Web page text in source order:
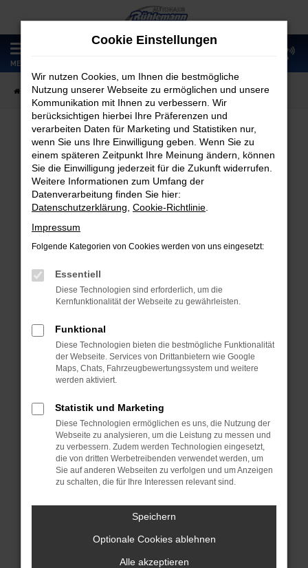
Zum
Hauptinhalt
springen
MENÜ
Startseite Fahrzeugangebote Fahrzeugmarkt
Fahrzeugmarkt
Fehler: Network Error
Beim Laden ist ein Fehler aufgetreten.
Hier sind ein paar Tipps, die dir helfen können:
Überprüfe deine Firewall und deine
Laden andere Webseiten, zum Beispiel
deine Suchmaschine?
Prüfe deine Browsererweiterungen.
Manche Erweiterungen, wie Werbeblocker,
können das Laden bestimmter Seiten
verhindern. Funktioniert die Seite in einem
anderen Browser oder in einem privaten
Fenster?
Starte dein Gerät neu.
vorübergehende Probleme zu beheben.
Betriebssystem auf dem neuesten Stand
Cookie Einstellungen
Wir nutzen Cookies, um Ihnen die bestmögliche
Nutzung unserer Webseite zu ermöglichen und unsere
Kommunikation mit Ihnen zu verbessern. Wir
berücksichtigen hierbei Ihre Präferenzen und
verarbeiten Daten für Marketing und Statistiken nur,
wenn Sie uns Ihre Einwilligung geben. Wenn Sie zu
einem späteren Zeitpunkt Ihre Meinung ändern, können
Sie die Einwilligung jederzeit für die Zukunft widerrufen.
Weitere Informationen zum Umfang der
Datenverarbeitung finden Sie hier:
Datenschutzerklärung Cookie-Richtlinie
Impressum
Folgende Kategorien von Cookies werden von uns eingesetzt:
Essentiell
Diese Technologien sind erforderlich, um die
Kernfunktionalität der Webseite zu gewährleisten.
Funktional
Diese Technologien bieten die bestmögliche Funktionalität
der Webseite. Services von Drittanbietern wie Google
Maps, Chats, Fahrzeugbewertungssystem und weitere
werden aktiviert.
Statistik und Marketing
Diese Technologien ermöglichen es uns, die Nutzung der
Webseite zu analysieren, um die Leistung zu messen und
zu verbessern. Zudem werden Technologien eingesetzt,
die von dritten Werbetreibenden verwendet werden, um
Sie auf anderen Webseiten zu verfolgen und um Anzeigen
zu schalten, die für Ihre Interessen relevant sind.
Speichern
Optionale Cookies ablehnen
Alle akzeptieren